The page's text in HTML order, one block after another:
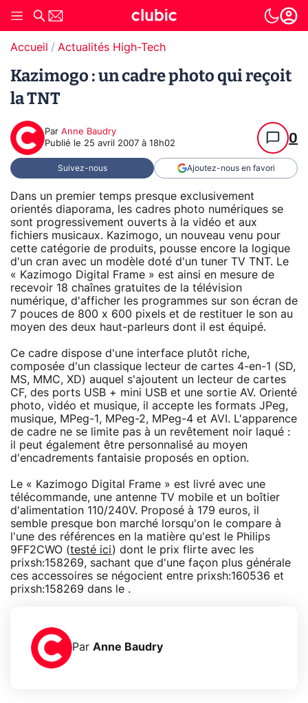
Accueil Actualités High-Tech
Kazimogo : un cadre photo qui reçoit
la TNT
Par Anne Baudry
Publié le 25 avril 2007 à 18h02 0
Suivez-nous Ajoutez-nous en favori
Dans un premier temps presque exclusivement
orientés diaporama, les cadres photo numériques se
sont progressivement ouverts à la vidéo et aux
fichiers musicaux. Kazimogo, un nouveau venu pour
cette catégorie de produits, pousse encore la logique
d'un cran avec un modèle doté d'un tuner TV TNT. Le
« Kazimogo Digital Frame » est ainsi en mesure de
recevoir 18 chaînes gratuites de la télévision
numérique, d'afficher les programmes sur son écran de
7 pouces de 800 x 600 pixels et de restituer le son au
moyen des deux haut-parleurs dont il est équipé.
Ce cadre dispose d'une interface plutôt riche,
composée d'un classique lecteur de cartes 4-en-1 (SD,
MS, MMC, XD) auquel s'ajoutent un lecteur de cartes
CF, des ports USB + mini USB et une sortie AV. Orienté
photo, vidéo et musique, il accepte les formats JPeg,
musique, MPeg-1, MPeg-2, MPeg-4 et AVI. L'apparence
de cadre ne se limite pas à un revêtement noir laqué :
il peut également être personnalisé au moyen
d'encadrements fantaisie proposés en option.
Le « Kazimogo Digital Frame » est livré avec une
télécommande, une antenne TV mobile et un boîtier
d'alimentation 110/240V. Proposé à 179 euros, il
semble presque bon marché lorsqu'on le compare à
l'une des références en la matière qu'est le Philips
9FF2CWO (testé ici) dont le prix flirte avec les
prixsh:158269, sachant que d'une façon plus générale
ces accessoires se négocient entre prixsh:160536 et
prixsh:158269 dans le .
Par Anne Baudry